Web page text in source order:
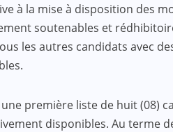
à la mise à disposition des
soutenables et
les autres candidats
première liste de huit (08)
disponibles. Au terme